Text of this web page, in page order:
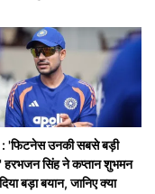
'फिटनेस उनकी सबसे बड़ी
सिंह ने कप्तान शुभमन
बड़ा बयान, जानिए क्या